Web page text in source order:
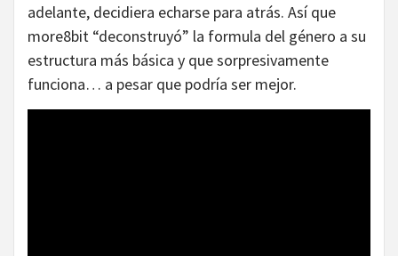
adelante, decidiera echarse para atrás. Así que
more8bit “deconstruyó” la formula del género a su
estructura más básica y que sorpresivamente
funciona… a pesar que podría ser mejor.